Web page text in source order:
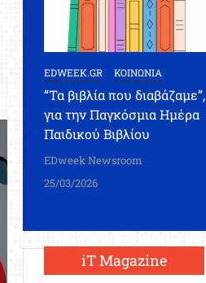
EDWEEK.GR ΚΟΙΝΩΝΙΑ
“Τα βιβλία που διαβάζαμε”,
για την Παγκόσμια Ημέρα
Παιδικού Βιβλίου
EDweek Newsroom
25/03/2026
iT Magazine